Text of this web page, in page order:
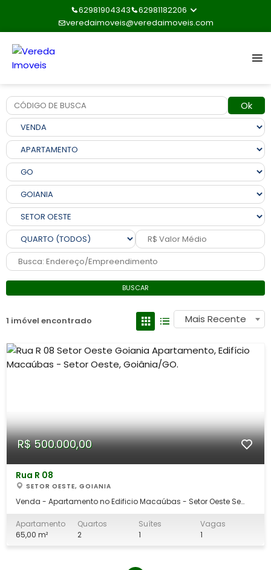
62981904343
62981182206
veredaimoveis@veredaimoveis.com
Ok
BUSCAR
1 imóvel encontrado Mais Recente
R$ 500.000,00
Rua R 08
SETOR OESTE, GOIANIA
Venda - Apartamento no Edificio Macaúbas - Setor Oeste Se
desejadas de Goiânia, este apartamento no Edifício Macaúbas,
no Setor Oeste, é a escolha perfeita para você! Com ambientes
Apartamento
65,00 m²
Quartos
2
Suítes
1
Vagas
1